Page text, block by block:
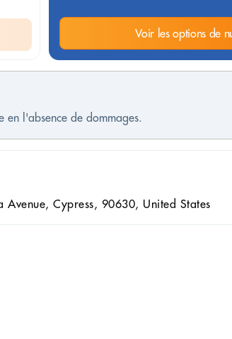
Voir les options de
l'absence de dommages.
Avenue, Cypress, 90630, United States